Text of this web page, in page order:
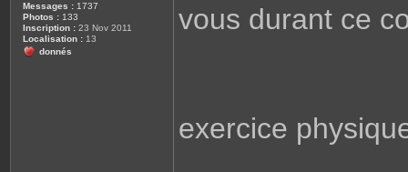
Messages : 1737
Photos : 133
Inscription : 23 Nov 2011
Localisation : 13
donnés
vous durant ce
exercice